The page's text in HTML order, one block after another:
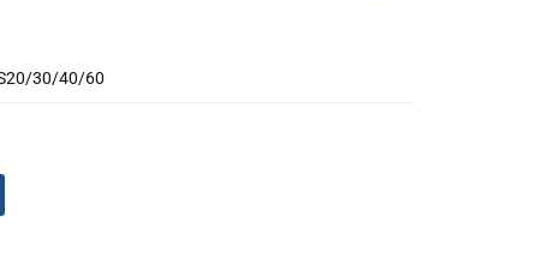
30/40/60